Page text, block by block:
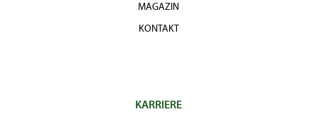
MAGAZIN
KONTAKT
KARRIERE